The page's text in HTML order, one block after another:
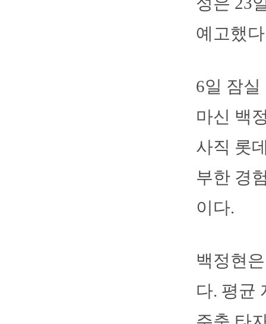
예고했
6일 잠
마신 백
사직 롯
부한 경
이다.
백정현
다. 평균